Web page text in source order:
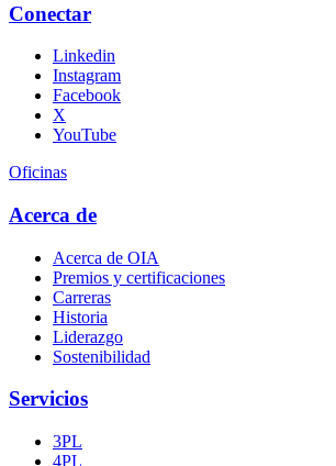
Conectar
Linkedin
Instagram
Facebook
X
YouTube
Oficinas
Acerca de
Acerca de OIA
Premios y certificaciones
Carreras
Historia
Liderazgo
Sostenibilidad
Servicios
3PL
4PL